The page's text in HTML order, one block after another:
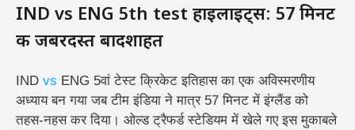
IND vs ENG 5th test हाइलाइट्स: 57 मिनट
की जबरदस्त बादशाहत
IND vs ENG 5वां टेस्ट क्रिकेट इतिहास का एक अविस्मरणीय
अध्याय बन गया जब टीम इंडिया ने मात्र 57 मिनट में इंग्लैंड को
तहस-नहस कर दिया। ओल्ड ट्रैफर्ड स्टेडियम में खेले गए इस मुकाबले